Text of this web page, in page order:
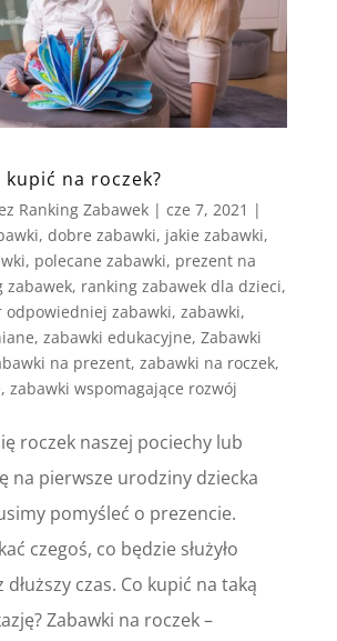
kupić na roczek?
Ranking Zabawek| cze 7, 2021 |
, dobre zabawki, jakie zabawki,
, polecane zabawki, prezent na
zabawek, ranking zabawek dla dzieci,
odpowiedniej zabawki, zabawki,
, zabawki edukacyjne, Zabawki
na prezent, zabawki na roczek,
, zabawki wspomagające rozwój
roczek naszej pociechy lub
na pierwsze urodziny dziecka
pomyśleć o prezencie.
czegoś, co będzie służyło
czas. Co kupić na taką
Zabawki na roczek –